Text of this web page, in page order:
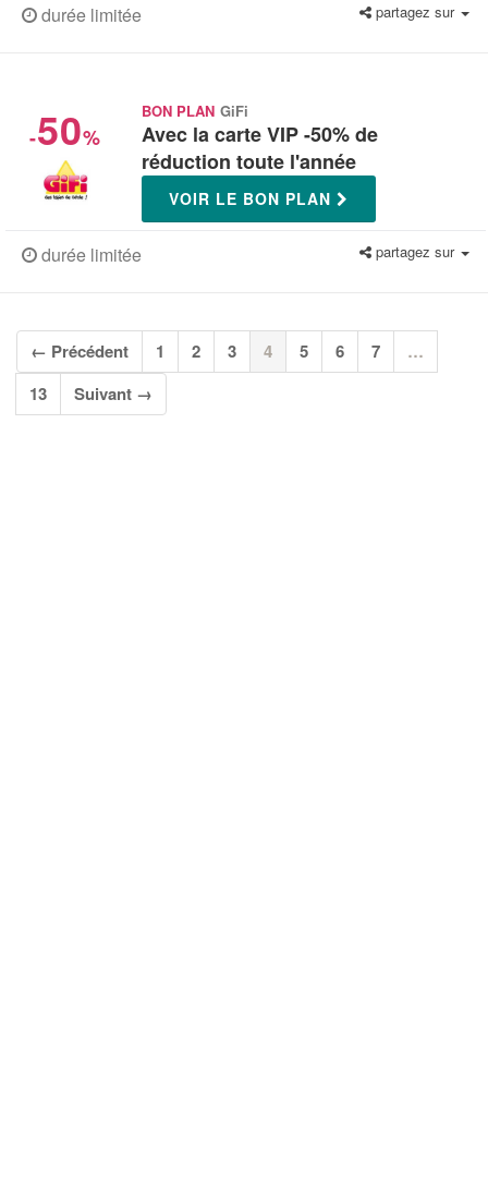
durée limitée partagez sur
-50%
BON PLAN GiFi
Avec la carte VIP -50% de
réduction toute l'année
VOIR LE BON PLAN
durée limitée partagez sur
← Précédent 1 2 3 4(current)
5 6 7
…
13
Suivant →